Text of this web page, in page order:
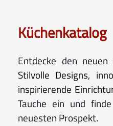
Küchenkatalog
Entdecke den
Stilvolle Designs,
inspirierende
Tauche ein und
neuesten Prospekt.